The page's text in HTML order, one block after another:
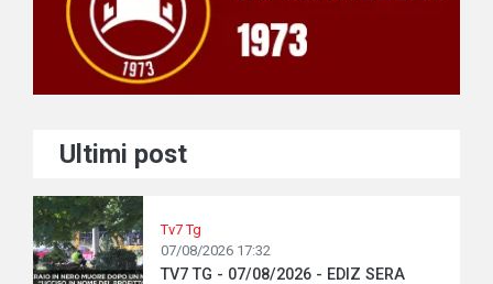
Ultimi post
Tv7 Tg
07/08/2026 17:32
TV7 TG - 07/08/2026 - EDIZ SERA